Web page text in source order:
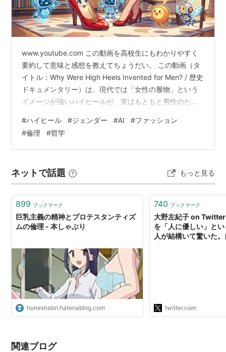
www.youtube.com この動画を高校生にもわかりやすく
要約して意味と感想を教えてちょうだい。 この動画（タ
イトル：Why Were High Heels Invented for Men? / 歴史
ドキュメンタリー）は、現代では「女性の履物」という
イメージが強いハイヒールが、実はもともと男性のため
がどう変化していったかを描いたとても面白い動画です
[00:00]。 高校生のみなさんにも分かりやすいように要
約と意味、感想をまとめ 1. 動画の超要約（ハイヒールの
ャ（現在のイ…
#ハイヒール #ジェンダー #AI #ファッション
#倫理 #哲学
ネットで話題 もっと見る
899 ブックマーク
巨乳主義の精神とプロテスタンティズ
ムの倫理 - 本しゃぶり
honeshabri.hatenablog.com
740 ブックマーク
大野左紀子 on
を「人に優しい」と
人が結構いて驚いた
twitter.com
関連ブログ